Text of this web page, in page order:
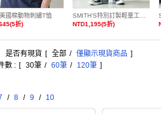
國棉動物刺繡T恤
折)
NTD1,195(5折)
是否有現貨 [ 全部 / 僅顯示現貨商品 ]
數 : [ 30筆 / 60筆 / 120筆 ]
/ 8 / 9 / 10